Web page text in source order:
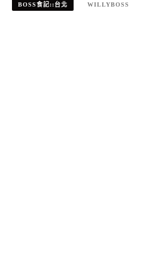
BOSS食記::台北 WILLYBOSS